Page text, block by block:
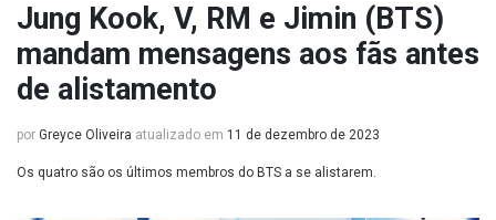
Jung Kook, V, RM e Jimin (BTS)
mandam mensagens aos fãs antes
de alistamento
por Greyce Oliveira atualizado em 11 de dezembro de 2023
Os quatro são os últimos membros do BTS a se alistarem.